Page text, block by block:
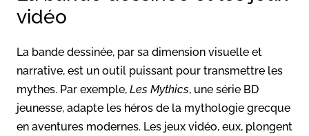
vidéo
La bande dessinée, par sa dimension visuelle et
narrative, est un outil puissant pour transmettre les
mythes. Par exemple, Les Mythics, une série BD
jeunesse, adapte les héros de la mythologie grecque
en aventures modernes. Les jeux vidéo, eux, plongent